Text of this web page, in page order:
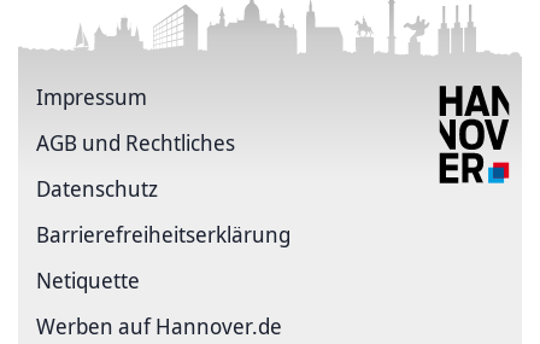
Impressum
AGB und Rechtliches
Datenschutz
Barriere­freiheits­erklärung
Netiquette
Werben auf Hannover.de